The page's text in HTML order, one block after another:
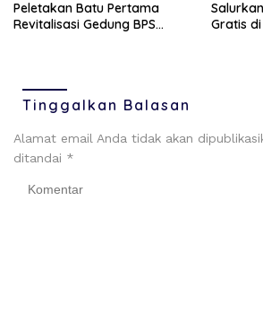
Peletakan Batu Pertama
Revitalisasi Gedung BPS
Gratis
Tinggalkan Balasan
Alamat email Anda tidak akan
ditandai *